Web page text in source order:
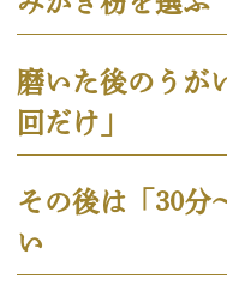
磨いた後のうが
回だけ」
その後は「30分
い